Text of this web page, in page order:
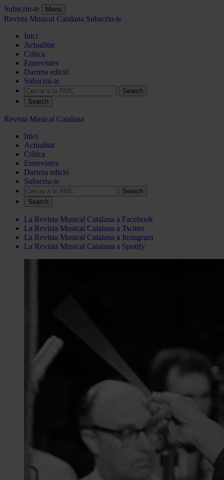
Subscriu-te Menú
Revista Musical Catalana Subscriu-te
Inici
Actualitat
Crítica
Entrevistes
Darrera edició
Subscriu-te
Search
Revista Musical Catalana
Inici
Actualitat
Crítica
Entrevistes
Darrera edició
Subscriu-te
Search
La Revista Musical Catalana a Facebook
La Revista Musical Catalana a Twitter
La Revista Musical Catalana a Instagram
La Revista Musical Catalana a Spotify